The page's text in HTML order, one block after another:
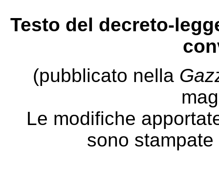
Testo del decreto-
(pubblicato nella
Le modifiche
sono